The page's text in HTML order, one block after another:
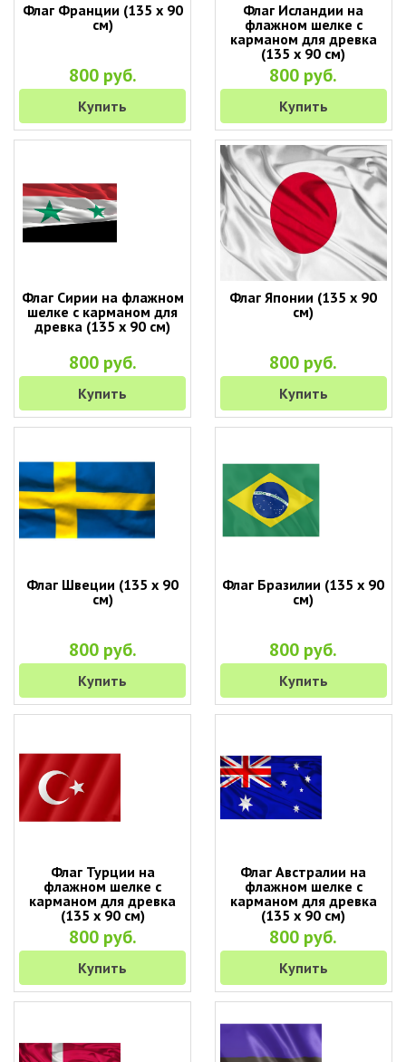
Флаг Франции (135 х 90
см)
800 руб.
Купить
Флаг Исландии на
флажном шелке с
карманом для древка
(135 х 90 см)
800 руб.
Купить
Флаг Сирии на флажном
шелке с карманом для
древка (135 х 90 см)
800 руб.
Купить
Флаг Японии (135 х 90
см)
800 руб.
Купить
Флаг Швеции (135 х 90
см)
800 руб.
Купить
Флаг Бразилии (135 х 90
см)
800 руб.
Купить
Флаг Турции на
флажном шелке с
карманом для древка
(135 х 90 см)
800 руб.
Купить
Флаг Австралии на
флажном шелке с
карманом для древка
(135 х 90 см)
800 руб.
Купить